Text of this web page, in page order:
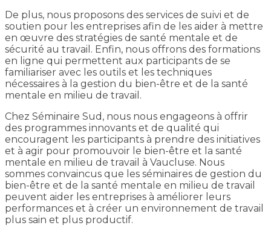
De plus, nous proposons des services de suivi et de
soutien pour les entreprises afin de les aider à mettre
en œuvre des stratégies de santé mentale et de
sécurité au travail. Enfin, nous offrons des formations
en ligne qui permettent aux participants de se
familiariser avec les outils et les techniques
nécessaires à la gestion du bien-être et de la santé
mentale en milieu de travail.
Chez Séminaire Sud, nous nous engageons à offrir
des programmes innovants et de qualité qui
encouragent les participants à prendre des initiatives
et à agir pour promouvoir le bien-être et la santé
mentale en milieu de travail à Vaucluse. Nous
sommes convaincus que les séminaires de gestion du
bien-être et de la santé mentale en milieu de travail
peuvent aider les entreprises à améliorer leurs
performances et à créer un environnement de travail
plus sain et plus productif.